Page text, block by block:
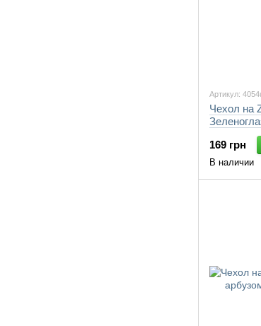
Артикул:
Чехол на
"4054u-
169 грн
В наличии